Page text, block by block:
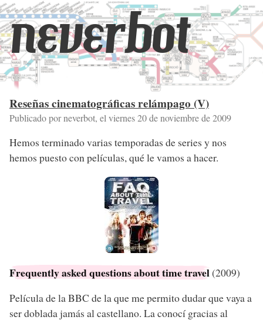
neverbot
Reseñas cinematográficas relámpago (V)
Publicado por neverbot, el viernes 20 de noviembre de 2009
Hemos terminado varias temporadas de series y nos
hemos puesto con películas, qué le vamos a hacer.
Frequently asked questions about time travel(2009)
Película de la BBC de la que me permito dudar que vaya a
ser doblada jamás al castellano. La conocí gracias al